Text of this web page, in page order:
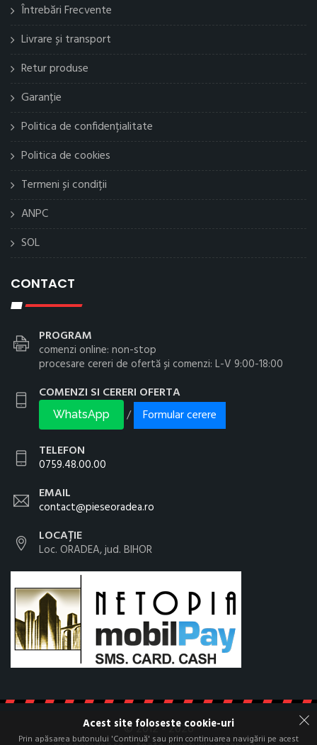
Întrebări Frecvente
Livrare și transport
Retur produse
Garanție
Politica de confidențialitate
Politica de cookies
Termeni și condiții
ANPC
SOL
CONTACT
PROGRAM
comenzi online: non-stop
procesare cereri de ofertă și comenzi: L-V 9:00-18:00
COMENZI SI CERERI OFERTA
WhatsApp /
Formular cerere
TELEFON
0759.48.00.00
EMAIL
contact@pieseoradea.ro
LOCAȚIE
Loc. ORADEA, jud. BIHOR
© 2012 - 2026
Acest site foloseste cookie-uri
Prin apăsarea butonului 'Continuă' sau prin continuarea navigării pe acest